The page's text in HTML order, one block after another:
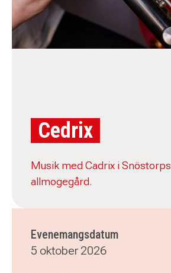
Cedrix
Musik med Cadrix i Snöstorps
allmogegård.
Evenemangsdatum
5 oktober 2026